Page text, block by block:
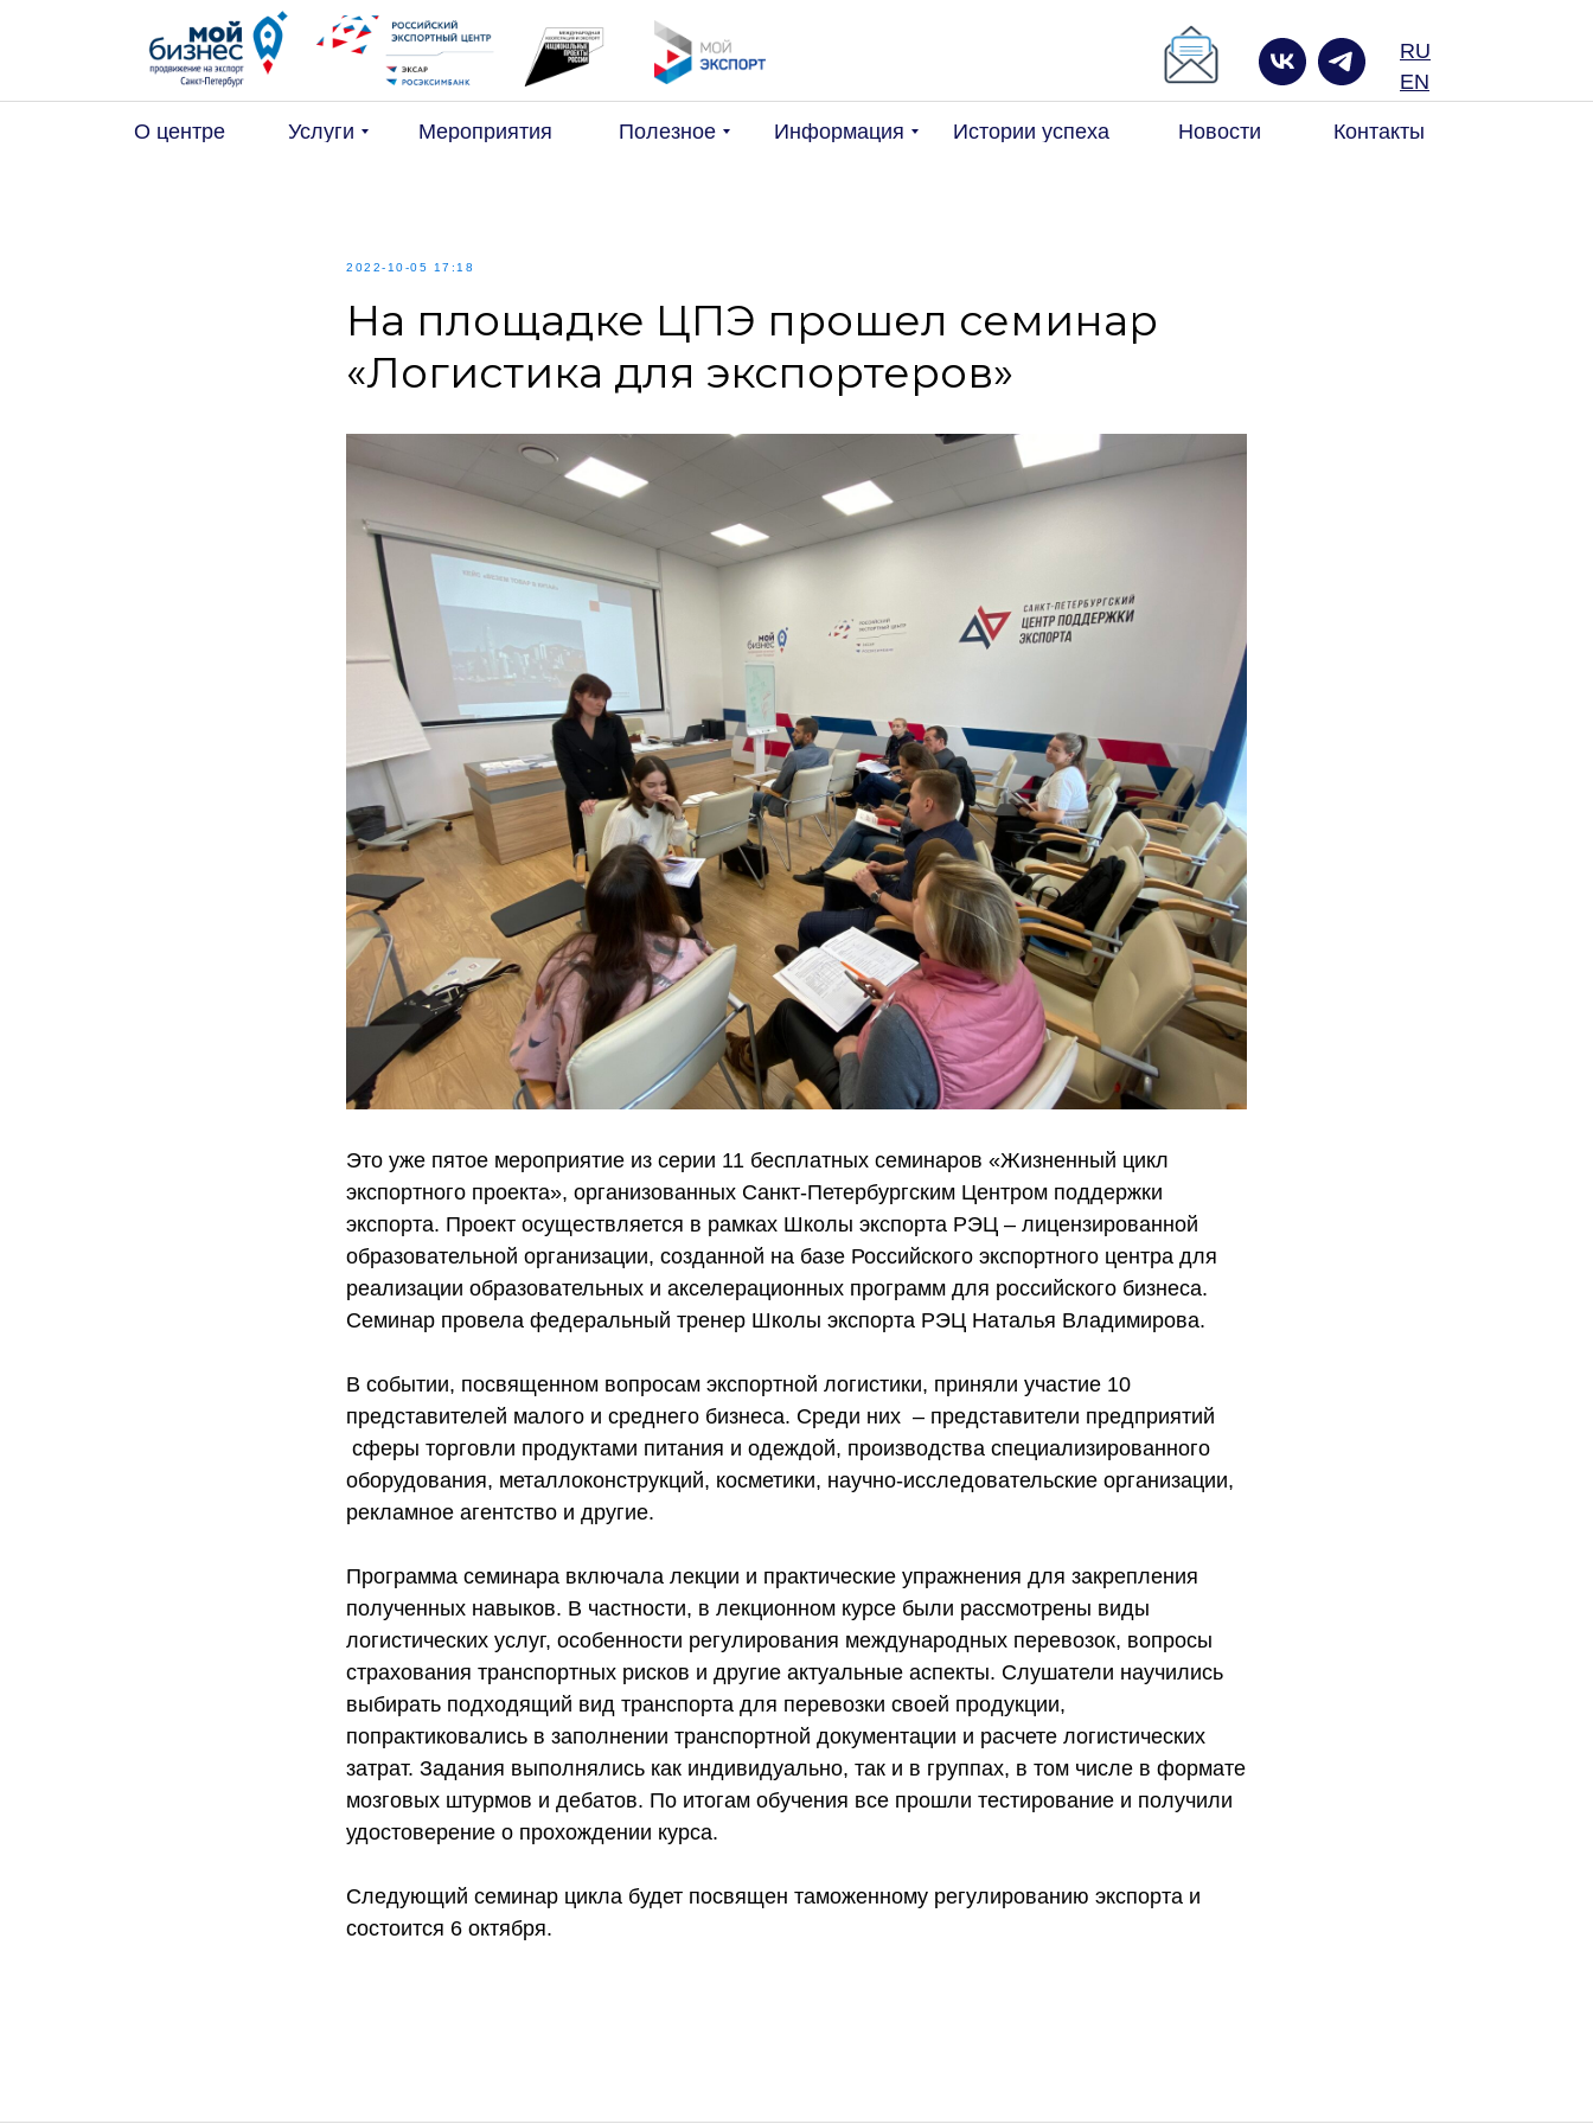
RU
EN
О центре Услуги Мероприятия Полезное Новости Контакты
Истории успеха
Информация
Поиск по сайту
2022-10-05 17:18
На площадке ЦПЭ прошел семинар
«Логистика для экспортеров»
Это уже пятое мероприятие из серии 11 бесплатных семинаров «Жизненный цикл
экспортного проекта», организованных Санкт-Петербургским Центром поддержки
экспорта. Проект осуществляется в рамках Школы экспорта РЭЦ – лицензированной
образовательной организации, созданной на базе Российского экспортного центра для
реализации образовательных и акселерационных программ для российского бизнеса.
Семинар провела федеральный тренер Школы экспорта РЭЦ Наталья Владимирова.
В событии, посвященном вопросам экспортной логистики, приняли участие 10
представителей малого и среднего бизнеса. Среди них – представители предприятий
сферы торговли продуктами питания и одеждой, производства специализированного
оборудования, металлоконструкций, косметики, научно-исследовательские организации,
рекламное агентство и другие.
Программа семинара включала лекции и практические упражнения для закрепления
полученных навыков. В частности, в лекционном курсе были рассмотрены виды
логистических услуг, особенности регулирования международных перевозок, вопросы
страхования транспортных рисков и другие актуальные аспекты. Слушатели научились
выбирать подходящий вид транспорта для перевозки своей продукции,
попрактиковались в заполнении транспортной документации и расчете логистических
затрат. Задания выполнялись как индивидуально, так и в группах, в том числе в формате
мозговых штурмов и дебатов. По итогам обучения все прошли тестирование и получили
удостоверение о прохождении курса.
Следующий семинар цикла будет посвящен таможенному регулированию экспорта и
состоится 6 октября.